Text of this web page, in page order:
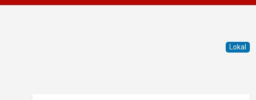
Lokal